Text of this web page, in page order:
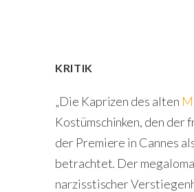
KRITIK
„Die Kaprizen des alten
Kostümschinken, den der
der Premiere in Cannes
betrachtet. Der
narzisstischer